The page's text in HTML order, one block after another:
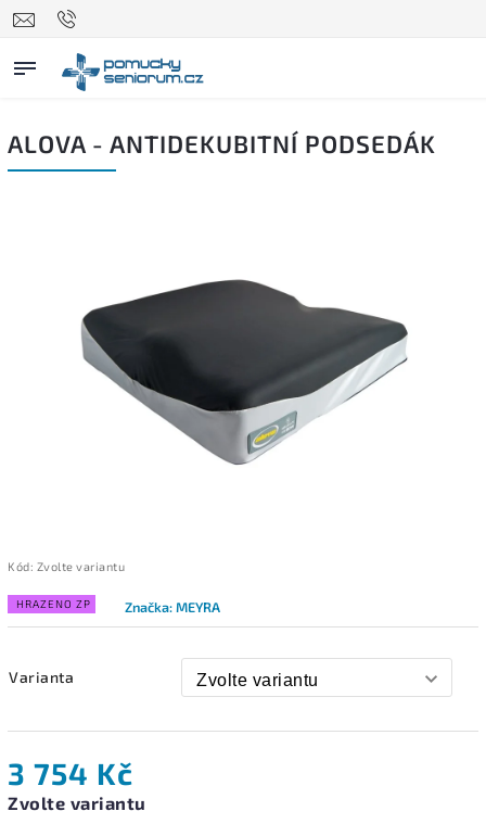
ALOVA - ANTIDEKUBITNÍ PODSEDÁK
Kód: Zvolte variantu
HRAZENO ZP Značka:MEYRA
Varianta
3 754 Kč
Zvolte variantu